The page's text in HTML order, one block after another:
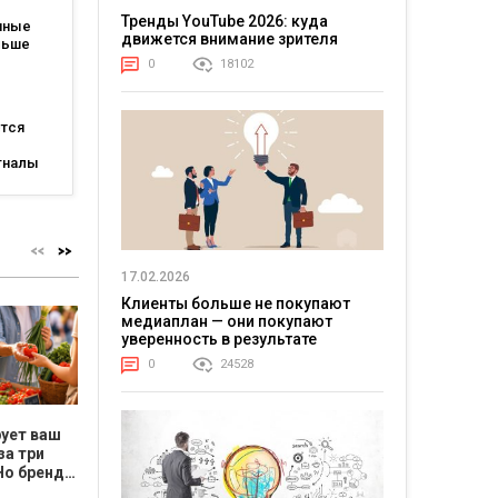
ваш
три
бренд и
Бьюти-мифы под
микроскопом:
почему
натуральная
Цена ошибки
растёт. Как
владельцу
перестать быть
Тренды YouTube 2026: куда
движется внимание зрителя
0 18102
17.02.2026
Клиенты больше не покупают
медиаплан — они покупают
уверенность в результате
0 24528